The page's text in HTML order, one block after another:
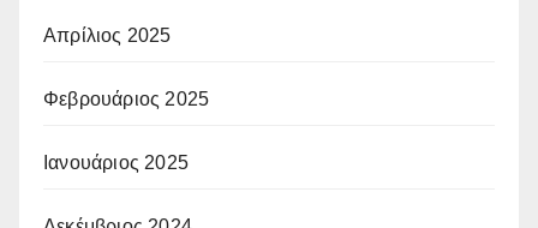
Απρίλιος 2025
Φεβρουάριος 2025
Ιανουάριος 2025